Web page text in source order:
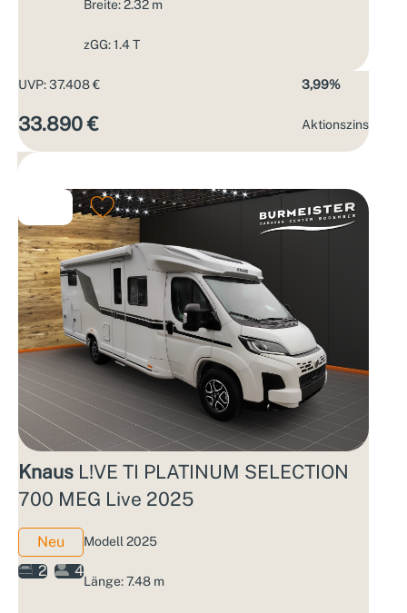
Breite: 2.32 m
zGG: 1.4 T
UVP: 37.408 €
33.890 €
3,99%
Aktions­zins
Knaus L!VE TI PLATINUM SELECTION
700 MEG Live 2025
Neu
2
4
Modell 2025
Länge: 7.48 m